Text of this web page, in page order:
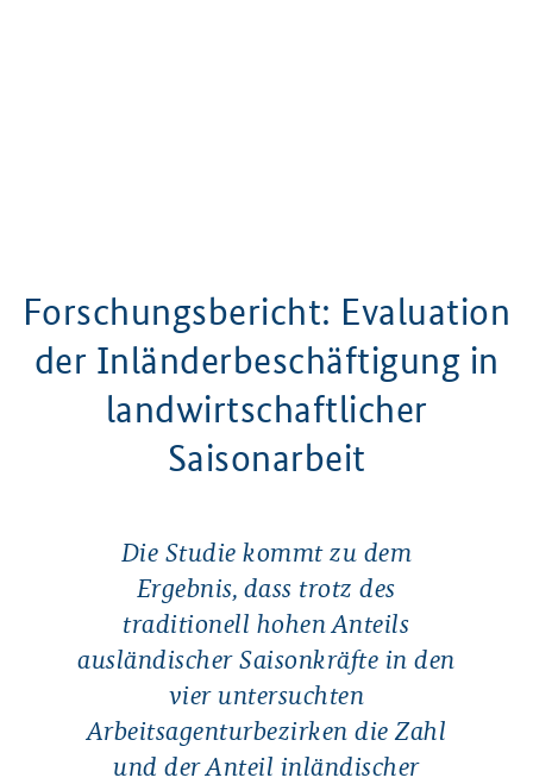
Forschungsbericht: Evaluation
der Inländerbeschäftigung in
landwirtschaftlicher
Saisonarbeit
Die Studie kommt zu dem
Ergebnis, dass trotz des
traditionell hohen Anteils
ausländischer Saisonkräfte in den
vier untersuchten
Arbeitsagenturbezirken die Zahl
und der Anteil inländischer